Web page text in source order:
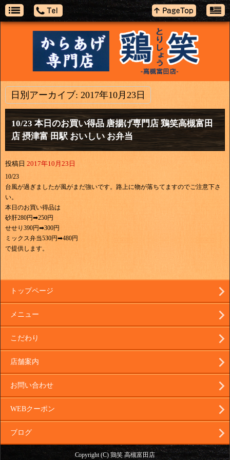
日別アーカイブ: 2017年10月23日
10/23 本日のお買い得品 唐揚げ専門店 鶏笑高槻富田
店 摂津富 田駅 おいしい お弁当
投稿日 2017年10月23日
10/23
台風が過ぎましたが風がまだ強いです。路上に物が落ちてますのでご注意下さ
い。
本日のお買い得品は
砂肝280円➡250円
せせり390円➡300円
ミックス弁当530円➡480円
で提供します。
トップページ
メニュー
こだわり
店舗案内
お問い合わせ
WEBクーポン
ブログ
Copyright (C) 鶏笑 高槻富田店